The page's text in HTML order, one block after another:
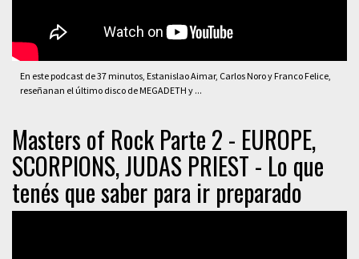
En este podcast de 37 minutos, Estanislao Aimar, Carlos Noro y Franco Felice,
reseñanan el último disco de MEGADETH y ...
Masters of Rock Parte 2 - EUROPE,
SCORPIONS, JUDAS PRIEST - Lo que
tenés que saber para ir preparado